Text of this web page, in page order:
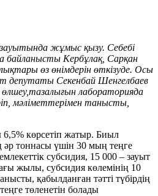
жұмыс қызу. Себебі
байланысты Кербұлақ, Сарқан
өз өнімдерін өткізуде. Осы
депутаты Секенбай Шенгелбаев
лабораторияда
мәліметтерімен танысты,
көрсетіп жатыр. Биыл
тоннасы үшін 30 мың теңге
субсидия, 15 000 – зауыт
жылы, субсидия көлемінің 10
қабылданған тәтті түбірдің
төленетін болады